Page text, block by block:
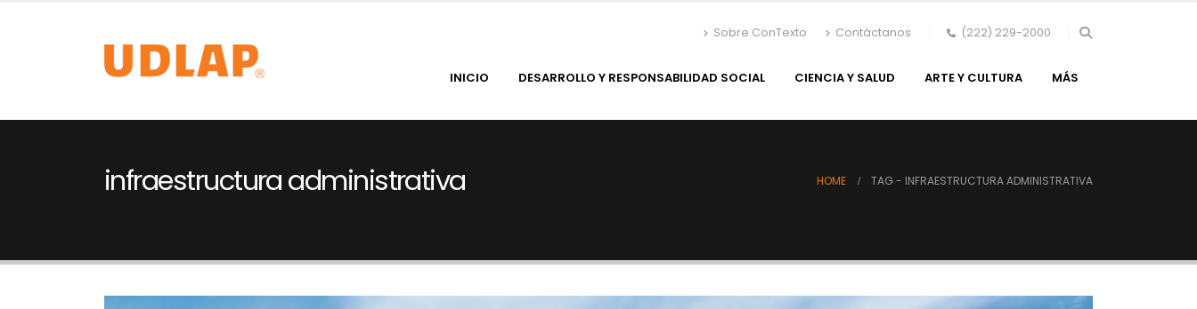
Sobre ConTexto Contáctanos (222) 229-2000
INICIO DESARROLLO Y RESPONSABILIDAD SOCIAL CIENCIA Y SALUD ARTE Y CULTURA MÁS
infraestructura administrativa HOME TAG - INFRAESTRUCTURA ADMINISTRATIVA